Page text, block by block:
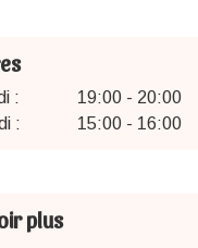
:
19:00 - 20:00
:
15:00 - 16:00
plus